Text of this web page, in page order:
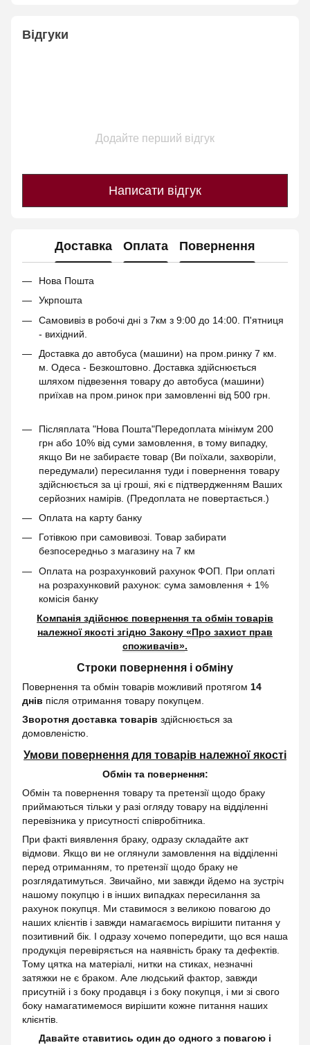
Відгуки
Додайте перший відгук
Написати відгук
Доставка Оплата Повернення
Нова Пошта
Укрпошта
Самовивіз в робочі дні з 7км з 9:00 до 14:00. П'ятниця
- вихідний.
Доставка до автобуса (машини) на пром.ринку 7 км.
м. Одеса - Безкоштовно. Доставка здійснюється
шляхом підвезення товару до автобуса (машини)
приїхав на пром.ринок при замовленні від 500 грн.
Післяплата "Нова Пошта"Передоплата мінімум 200
грн або 10% від суми замовлення, в тому випадку,
якщо Ви не забираєте товар (Ви поїхали, захворіли,
передумали) пересилання туди і повернення товару
здійснюється за ці гроші, які є підтвердженням Ваших
серйозних намірів. (Предоплата не повертається.)
Оплата на карту банку
Готівкою при самовивозі. Товар забирати
безпосередньо з магазину на 7 км
Оплата на розрахунковий рахунок ФОП. При оплаті
на розрахунковий рахунок: сума замовлення + 1%
комісія банку
Компанія здійснює повернення та обмін товарів
належної якості згідно Закону «Про захист прав
споживачів».
Строки повернення і обміну
Повернення та обмін товарів можливий протягом 14
днів після отримання товару покупцем.
Зворотня доставка товарів здійснюється за
домовленістю.
Умови повернення для товарів належної якості
Обмін та повернення:
Обмін та повернення товару та претензії щодо браку
приймаються тільки у разі огляду товару на відділенні
перевізника у присутності співробітника.
При факті виявлення браку, одразу складайте акт
відмови. Якщо ви не оглянули замовлення на відділенні
перед отриманням, то претензії щодо браку не
розглядатимуться. Звичайно, ми завжди йдемо на зустріч
нашому покупцю і в інших випадках пересилання за
рахунок покупця. Ми ставимося з великою повагою до
наших клієнтів і завжди намагаємось вирішити питання у
позитивний бік. І одразу хочемо попередити, що вся наша
продукція перевіряється на наявність браку та дефектів.
Тому цятка на матеріалі, нитки на стиках, незначні
затяжки не є браком. Але людський фактор, завжди
присутній і з боку продавця і з боку покупця, і ми зі свого
боку намагатимемося вирішити кожне питання наших
клієнтів.
Давайте ставитись один до одного з повагою і